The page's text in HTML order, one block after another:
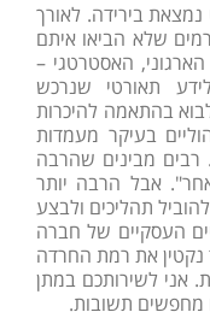
נמצאת בירידה. לאורך
שלא הביאו איתם
הארגוני, האסטרטגי –
תאורטי שנרכש
בהתאמה להיכרות
בעיקר מעמדות
רבים מבינים שהרבה
אבל הרבה יותר
תהליכים ולבצע
העסקיים של חברה
נקטין את רמת החרדה
אני לשירותכם במתן
מחפשים תשובות.